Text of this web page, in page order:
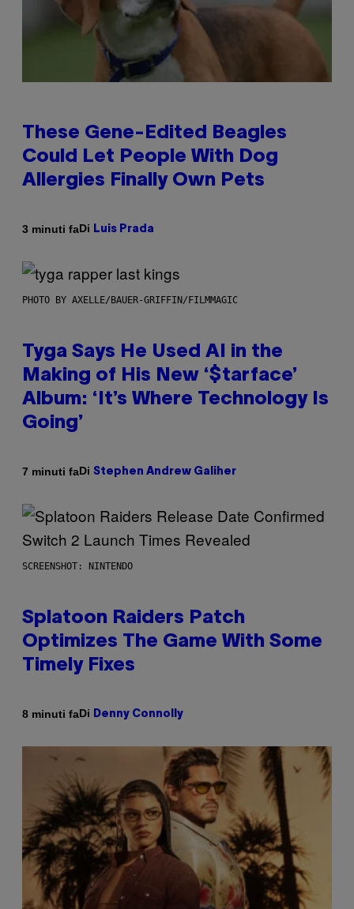
These Gene-Edited Beagles
Could Let People With Dog
Allergies Finally Own Pets
3 minuti faDi Luis Prada
PHOTO BY AXELLE/BAUER-GRIFFIN/FILMMAGIC
Tyga Says He Used AI in the
Making of His New ‘$tarface’
Album: ‘It’s Where Technology Is
Going’
7 minuti faDi Stephen Andrew Galiher
SCREENSHOT: NINTENDO
Splatoon Raiders Patch
Optimizes The Game With Some
Timely Fixes
8 minuti faDi Denny Connolly